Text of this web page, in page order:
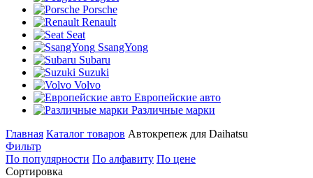
Porsche
Renault
Seat
SsangYong
Subaru
Suzuki
Volvo
Европейские авто
Различные марки
Главная Каталог товаров Автокрепеж для Daihatsu
Фильтр
По популярности По алфавиту По цене
Сортировка